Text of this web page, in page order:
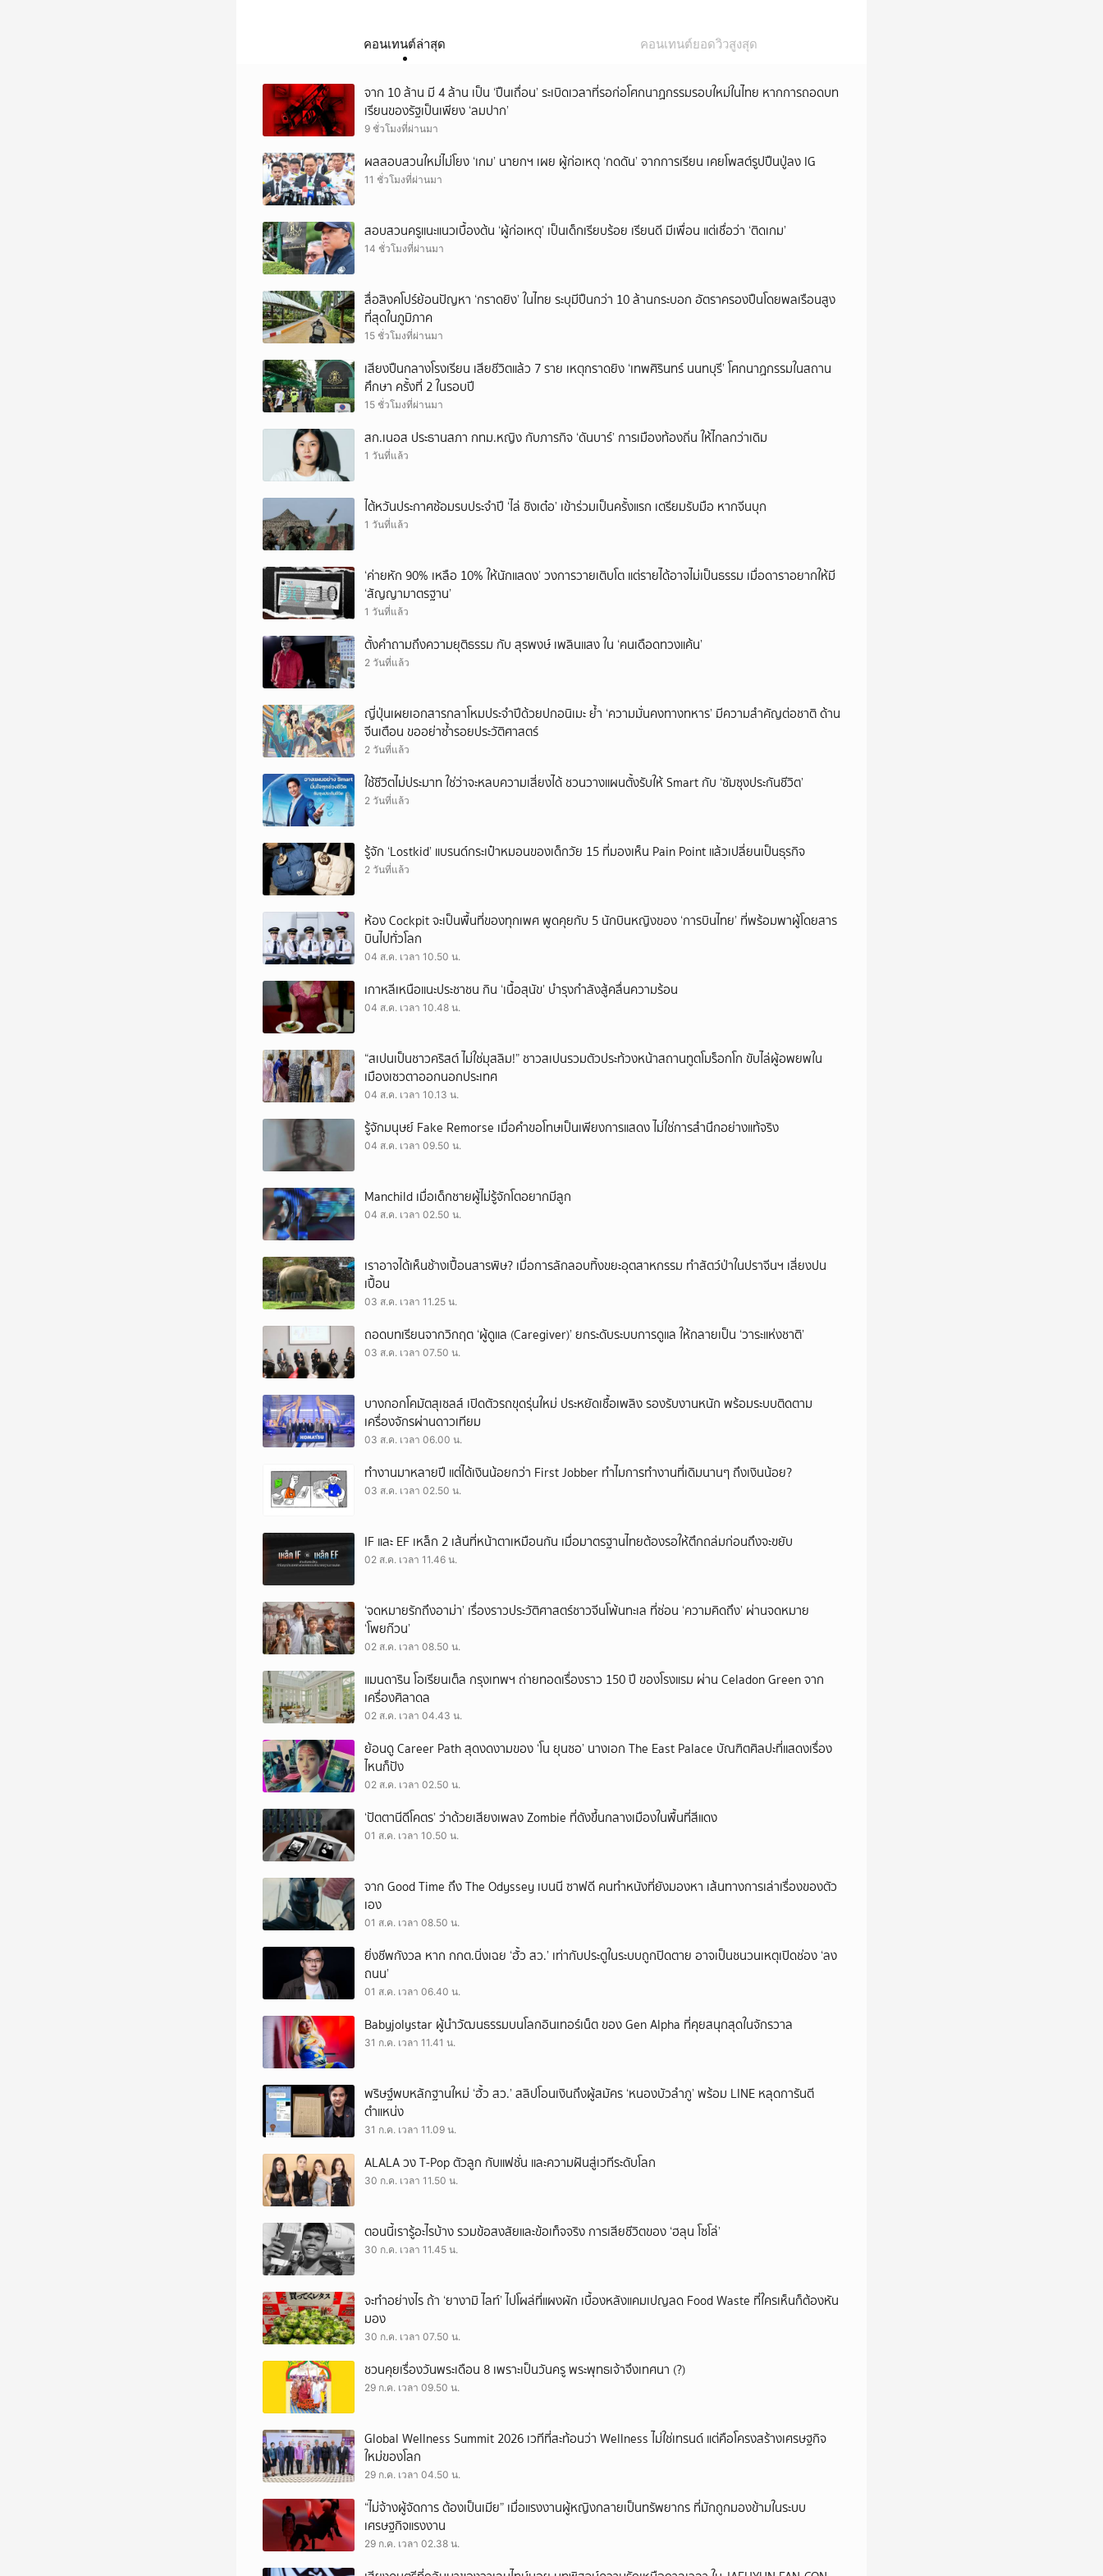
คอนเทนต์ล่าสุด คอนเทนต์ยอดวิวสูงสุด
จาก 10 ล้าน มี 4 ล้าน เป็น ‘ปืนเถื่อน’ ระเบิดเวลาที่รอก่อโศกนาฏกรรมรอบใหม่ในไทย หากการถอดบท
เรียนของรัฐเป็นเพียง ‘ลมปาก’
9 ชั่วโมงที่ผ่านมา
ผลสอบสวนใหม่ไม่โยง ‘เกม’ นายกฯ เผย ผู้ก่อเหตุ ‘กดดัน’ จากการเรียน เคยโพสต์รูปปืนปู่ลง IG
11 ชั่วโมงที่ผ่านมา
สอบสวนครูแนะแนวเบื้องต้น ‘ผู้ก่อเหตุ’ เป็นเด็กเรียบร้อย เรียนดี มีเพื่อน แต่เชื่อว่า ‘ติดเกม’
14 ชั่วโมงที่ผ่านมา
สื่อสิงคโปร์ย้อนปัญหา ‘กราดยิง’ ในไทย ระบุมีปืนกว่า 10 ล้านกระบอก อัตราครองปืนโดยพลเรือนสูง
ที่สุดในภูมิภาค
15 ชั่วโมงที่ผ่านมา
เสียงปืนกลางโรงเรียน เสียชีวิตแล้ว 7 ราย เหตุกราดยิง ‘เทพศิรินทร์ นนทบุรี’ โศกนาฏกรรมในสถาน
ศึกษา ครั้งที่ 2 ในรอบปี
15 ชั่วโมงที่ผ่านมา
สก.เนอส ประธานสภา กทม.หญิง กับภารกิจ ‘ดันบาร์’ การเมืองท้องถิ่น ให้ไกลกว่าเดิม
1 วันที่แล้ว
ไต้หวันประกาศซ้อมรบประจำปี ‘ไล่ ชิงเต๋อ’ เข้าร่วมเป็นครั้งแรก เตรียมรับมือ หากจีนบุก
1 วันที่แล้ว
‘ค่ายหัก 90% เหลือ 10% ให้นักแสดง’ วงการวายเติบโต แต่รายได้อาจไม่เป็นธรรม เมื่อดาราอยากให้มี
‘สัญญามาตรฐาน’
1 วันที่แล้ว
ตั้งคำถามถึงความยุติธรรม กับ สุรพงษ์ เพลินแสง ใน ‘คนเดือดทวงแค้น’
2 วันที่แล้ว
ญี่ปุ่นเผยเอกสารกลาโหมประจำปีด้วยปกอนิเมะ ย้ำ ‘ความมั่นคงทางทหาร’ มีความสำคัญต่อชาติ ด้าน
จีนเตือน ขออย่าซ้ำรอยประวัติศาสตร์
2 วันที่แล้ว
ใช้ชีวิตไม่ประมาท ใช่ว่าจะหลบความเสี่ยงได้ ชวนวางแผนตั้งรับให้ Smart กับ ‘ซัมซุงประกันชีวิต’
2 วันที่แล้ว
รู้จัก ‘Lostkid’ แบรนด์กระเป๋าหมอนของเด็กวัย 15 ที่มองเห็น Pain Point แล้วเปลี่ยนเป็นธุรกิจ
2 วันที่แล้ว
ห้อง Cockpit จะเป็นพื้นที่ของทุกเพศ พูดคุยกับ 5 นักบินหญิงของ ‘การบินไทย’ ที่พร้อมพาผู้โดยสาร
บินไปทั่วโลก
04 ส.ค. เวลา 10.50 น.
เกาหลีเหนือแนะประชาชน กิน ‘เนื้อสุนัข’ บำรุงกำลังสู้คลื่นความร้อน
04 ส.ค. เวลา 10.48 น.
“สเปนเป็นชาวคริสต์ ไม่ใช่มุสลิม!” ชาวสเปนรวมตัวประท้วงหน้าสถานทูตโมร็อกโก ขับไล่ผู้อพยพใน
เมืองเซวตาออกนอกประเทศ
04 ส.ค. เวลา 10.13 น.
รู้จักมนุษย์ Fake Remorse เมื่อคำขอโทษเป็นเพียงการแสดง ไม่ใช่การสำนึกอย่างแท้จริง
04 ส.ค. เวลา 09.50 น.
Manchild เมื่อเด็กชายผู้ไม่รู้จักโตอยากมีลูก
04 ส.ค. เวลา 02.50 น.
เราอาจได้เห็นช้างเปื้อนสารพิษ? เมื่อการลักลอบทิ้งขยะอุตสาหกรรม ทำสัตว์ป่าในปราจีนฯ เสี่ยงปน
เปื้อน
03 ส.ค. เวลา 11.25 น.
ถอดบทเรียนจากวิกฤต ‘ผู้ดูแล (Caregiver)’ ยกระดับระบบการดูแล ให้กลายเป็น ‘วาระแห่งชาติ’
03 ส.ค. เวลา 07.50 น.
บางกอกโคมัตสุเซลส์ เปิดตัวรถขุดรุ่นใหม่ ประหยัดเชื้อเพลิง รองรับงานหนัก พร้อมระบบติดตาม
เครื่องจักรผ่านดาวเทียม
03 ส.ค. เวลา 06.00 น.
ทำงานมาหลายปี แต่ได้เงินน้อยกว่า First Jobber ทำไมการทำงานที่เดิมนานๆ ถึงเงินน้อย?
03 ส.ค. เวลา 02.50 น.
IF และ EF เหล็ก 2 เส้นที่หน้าตาเหมือนกัน เมื่อมาตรฐานไทยต้องรอให้ตึกถล่มก่อนถึงจะขยับ
02 ส.ค. เวลา 11.46 น.
‘จดหมายรักถึงอาม่า’ เรื่องราวประวัติศาสตร์ชาวจีนโพ้นทะเล ที่ซ่อน ‘ความคิดถึง’ ผ่านจดหมาย
‘โพยก๊วน’
02 ส.ค. เวลา 08.50 น.
แมนดาริน โอเรียนเต็ล กรุงเทพฯ ถ่ายทอดเรื่องราว 150 ปี ของโรงแรม ผ่าน Celadon Green จาก
เครื่องศิลาดล
02 ส.ค. เวลา 04.43 น.
ย้อนดู Career Path สุดงดงามของ ‘โน ยุนซอ’ นางเอก The East Palace บัณฑิตศิลปะที่แสดงเรื่อง
ไหนก็ปัง
02 ส.ค. เวลา 02.50 น.
‘ปัตตานีดีโคตร’ ว่าด้วยเสียงเพลง Zombie ที่ดังขึ้นกลางเมืองในพื้นที่สีแดง
01 ส.ค. เวลา 10.50 น.
จาก Good Time ถึง The Odyssey เบนนี ซาฟดี คนทำหนังที่ยังมองหา เส้นทางการเล่าเรื่องของตัว
เอง
01 ส.ค. เวลา 08.50 น.
ยิ่งชีพกังวล หาก กกต.นิ่งเฉย ‘ฮั้ว สว.’ เท่ากับประตูในระบบถูกปิดตาย อาจเป็นชนวนเหตุเปิดช่อง ‘ลง
ถนน’
01 ส.ค. เวลา 06.40 น.
Babyjolystar ผู้นำวัฒนธรรมบนโลกอินเทอร์เน็ต ของ Gen Alpha ที่คุยสนุกสุดในจักรวาล
31 ก.ค. เวลา 11.41 น.
พริษฐ์พบหลักฐานใหม่ ‘ฮั้ว สว.’ สลิปโอนเงินถึงผู้สมัคร ‘หนองบัวลำภู’ พร้อม LINE หลุดการันตี
ตำแหน่ง
31 ก.ค. เวลา 11.09 น.
ALALA วง T-Pop ตัวลูก กับแฟชั่น และความฝันสู่เวทีระดับโลก
30 ก.ค. เวลา 11.50 น.
ตอนนี้เรารู้อะไรบ้าง รวมข้อสงสัยและข้อเท็จจริง การเสียชีวิตของ ‘ฮลุน โซโล่’
30 ก.ค. เวลา 11.45 น.
จะทำอย่างไร ถ้า ‘ยางามิ ไลท์’ ไปโผล่ที่แผงผัก เบื้องหลังแคมเปญลด Food Waste ที่ใครเห็นก็ต้องหัน
มอง
30 ก.ค. เวลา 07.50 น.
ชวนคุยเรื่องวันพระเดือน 8 เพราะเป็นวันครู พระพุทธเจ้าจึงเทศนา (?)
29 ก.ค. เวลา 09.50 น.
Global Wellness Summit 2026 เวทีที่สะท้อนว่า Wellness ไม่ใช่เทรนด์ แต่คือโครงสร้างเศรษฐกิจ
ใหม่ของโลก
29 ก.ค. เวลา 04.50 น.
“ไม่จ้างผู้จัดการ ต้องเป็นเมีย” เมื่อแรงงานผู้หญิงกลายเป็นทรัพยากร ที่มักถูกมองข้ามในระบบ
เศรษฐกิจแรงงาน
29 ก.ค. เวลา 02.38 น.